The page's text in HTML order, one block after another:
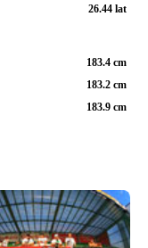
26.44 lat
183.4 cm
183.2 cm
183.9 cm